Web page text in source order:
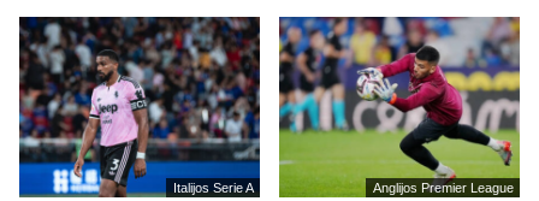
Italijos Serie A Anglijos Premier League